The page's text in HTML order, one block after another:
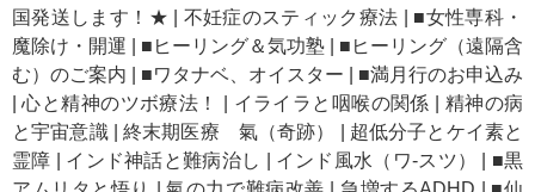
国発送します！★
不妊症のスティック療法
■女性専科・
魔除け・開運
■ヒーリング＆気功塾
■ヒーリング（遠隔含
む）のご案内
■ワタナベ、オイスター
■満月行のお申込み
|心と精神のツボ療法！ イライラと咽喉の関係
精神の病
と宇宙意識|終末期医療 氣（奇跡）
超低分子とケイ素と
霊障
インド神話と難病治し インド風水（ワ-スツ）
■黒